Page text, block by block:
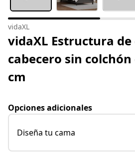
vidaXL
vidaXL Estructura de
cabecero sin
cm
Opciones adicionales
Diseña tu cama